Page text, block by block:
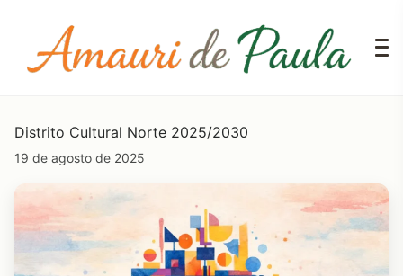
Distrito Cultural Norte 2025/2030
19 de agosto de 2025